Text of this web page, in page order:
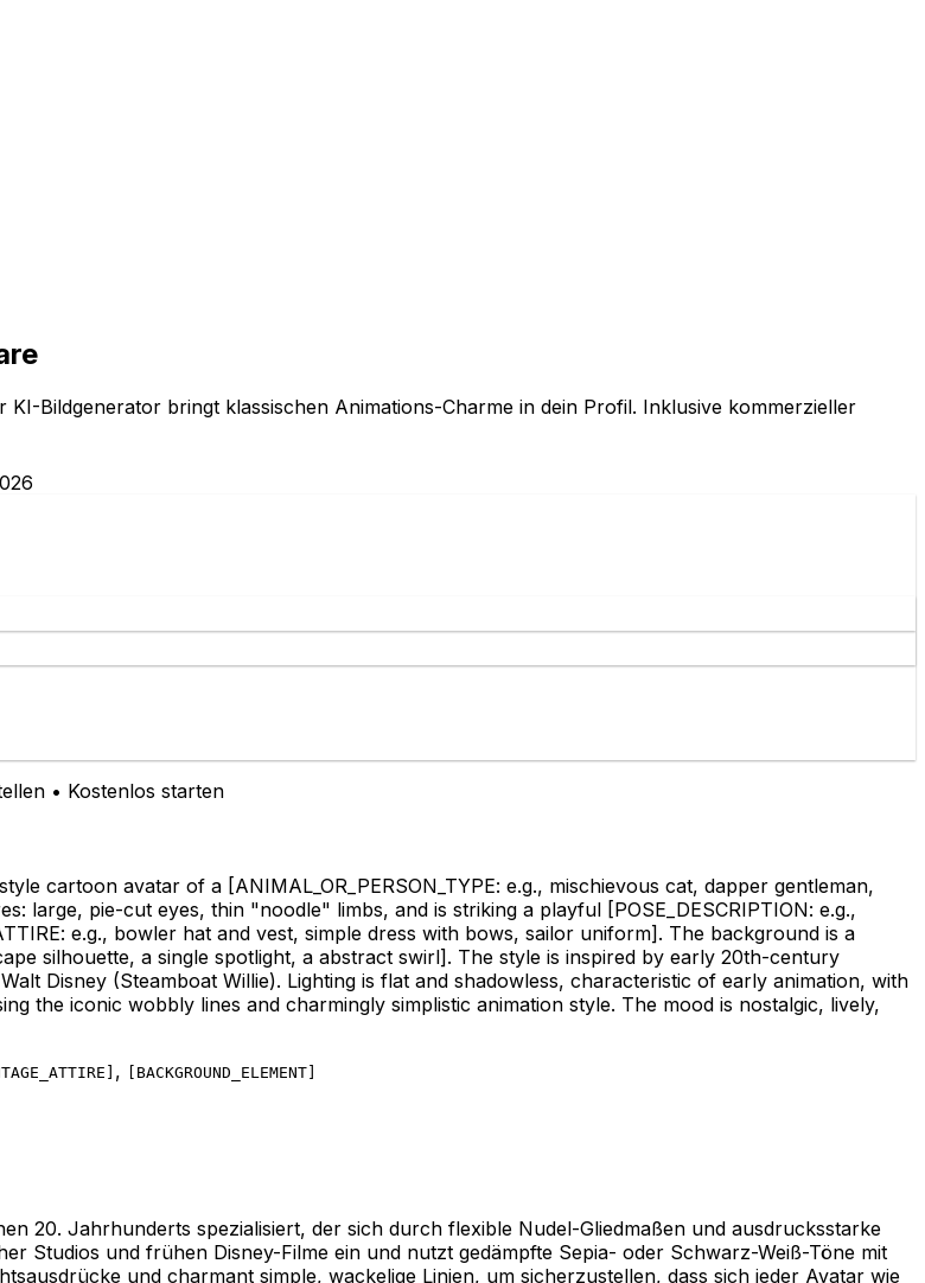
Bildgenerator bringt klassischen Animations-Charme in dein Profil. Inklusive kommerzieller
• Kostenlos starten
cartoon avatar of a [ANIMAL_OR_PERSON_TYPE: e.g., mischievous cat, dapper gentleman,
large, pie-cut eyes, thin "noodle" limbs, and is striking a playful [POSE_DESCRIPTION: e.g.,
e.g., bowler hat and vest, simple dress with bows, sailor uniform]. The background is a
silhouette, a single spotlight, a abstract swirl]. The style is inspired by early 20th-century
Disney (Steamboat Willie). Lighting is flat and shadowless, characteristic of early animation, with
the iconic wobbly lines and charmingly simplistic animation style. The mood is nostalgic, lively,
, BACKGROUND_ELEMENT
20. Jahrhunderts spezialisiert, der sich durch flexible Nudel-Gliedmaßen und ausdrucksstarke
Studios und frühen Disney-Filme ein und nutzt gedämpfte Sepia- oder Schwarz-Weiß-Töne mit
und charmant simple, wackelige Linien, um sicherzustellen, dass sich jeder Avatar wie